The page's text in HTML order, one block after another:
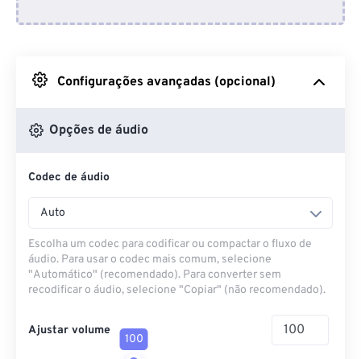
Do Google Drive
Do OneDrive
Configurações avançadas (opcional)
Opções de áudio
Codec de áudio
Auto
Escolha um codec para codificar ou compactar o fluxo de
áudio. Para usar o codec mais comum, selecione
"Automático" (recomendado). Para converter sem
recodificar o áudio, selecione "Copiar" (não recomendado).
Ajustar volume
100